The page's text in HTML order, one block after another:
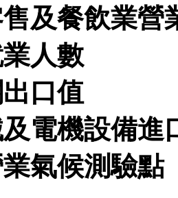
及餐飲業營
人數
口值
電機設備進
氣候測驗點